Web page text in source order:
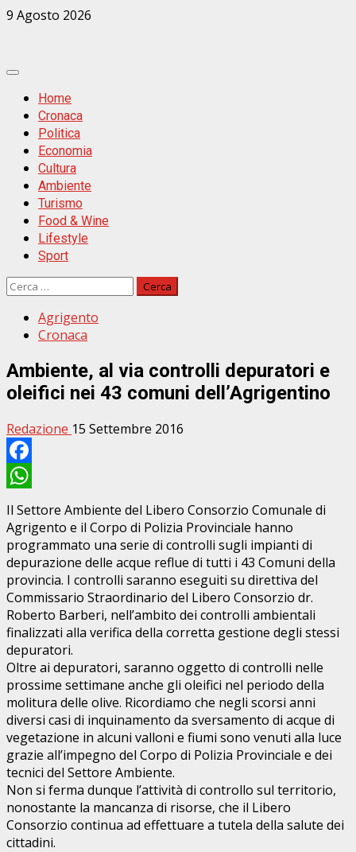
Zum
9 Agosto 2026
Primäres
MenüHome
Cronaca
Politica
Economia
Cultura
Ambiente
Turismo
Food & Wine
Lifestyle
Sport
Ricerca
Agrigento
Cronaca
Ambiente, al via controlli depuratori e
oleifici nei 43 comuni dell’Agrigentino
Redazione 15 Settembre 2016
Facebook
WhatsApp
Il Settore Ambiente del Libero Consorzio Comunale di
Agrigento e il Corpo di Polizia Provinciale hanno
programmato una serie di controlli sugli impianti di
depurazione delle acque reflue di tutti i 43 Comuni della
provincia. I controlli saranno eseguiti su direttiva del
Commissario Straordinario del Libero Consorzio dr.
Roberto Barberi, nell’ambito dei controlli ambientali
finalizzati alla verifica della corretta gestione degli stessi
depuratori.
Oltre ai depuratori, saranno oggetto di controlli nelle
prossime settimane anche gli oleifici nel periodo della
molitura delle olive. Ricordiamo che negli scorsi anni
diversi casi di inquinamento da sversamento di acque di
vegetazione in alcuni valloni e fiumi sono venuti alla luce
grazie all’impegno del Corpo di Polizia Provinciale e dei
tecnici del Settore Ambiente.
Non si ferma dunque l’attività di controllo sul territorio,
nonostante la mancanza di risorse, che il Libero
Consorzio continua ad effettuare a tutela della salute dei
cittadini.